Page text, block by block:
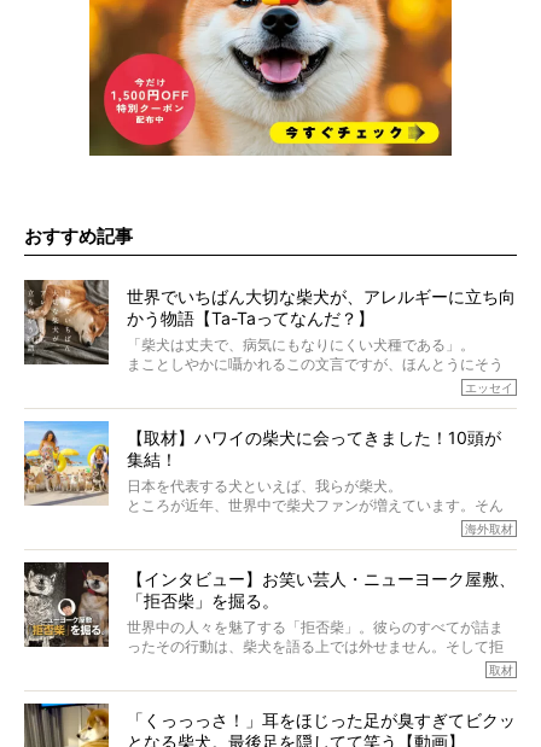
おすすめ記事
世界でいちばん大切な柴犬が、アレルギーに立ち向
かう物語【Ta-Taってなんだ？】
「柴犬は丈夫で、病気にもなりにくい犬種である」。
まことしやかに囁かれるこの文言ですが、ほんとうにそう
でも、いざそれぞれの個体を見ていくと、丈夫で病気にも
なりにくい、とは言えないような気もするのです。
実際に「病気にならない」などということはないし、飼い
主はそのためにやるべきことがある。
今回は、柴犬に関わる方たちすべてに読んで欲しい、ある
語でした。
※画像はすべてイメージです
※この記事は個人の感想であり、効果・効能を示すものではありません
エッセイ
【取材】ハワイの柴犬に会ってきました！10頭が
集結！
日本を代表する犬といえば、我らが柴犬。
ところが近年、世界中で柴犬ファンが増えています。そん
な中「柴犬ライフ」が目をつけたのは、南の楽園ハワイ。
そんな噂を聞きつけ、今回はハワイの柴犬たちを取材して
きました！
海外取材
【インタビュー】お笑い芸人・ニューヨーク屋敷、
「拒否柴」を掘る。
世界中の人々を魅了する「拒否柴」。彼らのすべてが詰ま
ったその行動は、柴犬を語る上では外せません。そして拒
否柴がここまで話題になるのは、“映える”ことも理由のひと
がるのでしょうか。
最近版画製作を始めた、お笑いコンビ「ニューヨーク」の
取材
「くっっっさ！」耳をほじった足が臭すぎてビクッ
となる柴犬。最後足を隠してて笑う【動画】